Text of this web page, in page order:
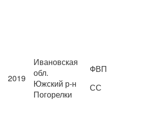
2019
Ивановская
обл.
Южский р-н
Погорелки
ФВП
СС